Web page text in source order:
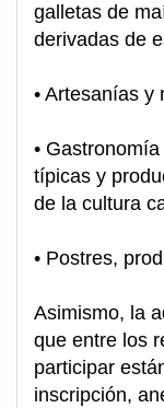
galletas de
derivadas de
• Artesanías y
•
típicas y
de la cultura
• Postres,
Asimismo, la
que entre los
participar
inscripción,